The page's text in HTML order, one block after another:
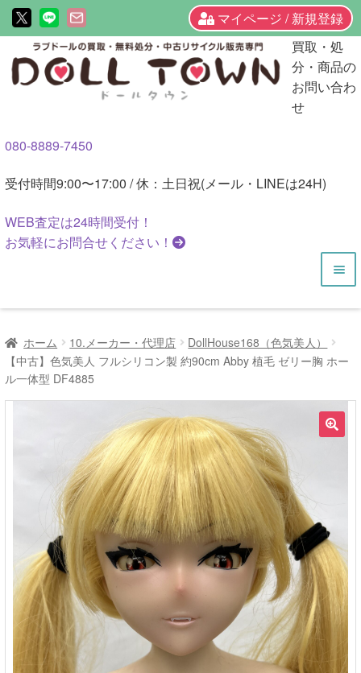
マイページ / 新規登録
ビ
ゲ
ョ
へ
キ
ッ
ン
テ
へ
キ
プ
買取・処
分・商品の
お問い合わ
せ
080-8889-7450
受付時間9:00〜17:00 / 休：土日祝(メール・LINEは24H)
WEB査定は24時間受付！
お気軽にお問合せください！
HOME
商品一覧
ラブドール買取・処分
サ
ー
を
展
開
無料引き取り
よくあるご質問
お問い合わせ
ホーム 10.メーカー・代理店
DollHouse168（色気美人）
【中古】色気美人 フルシリコン製 約90cm Abby 植毛 ゼリー胸 ホー
ル一体型 DF4885